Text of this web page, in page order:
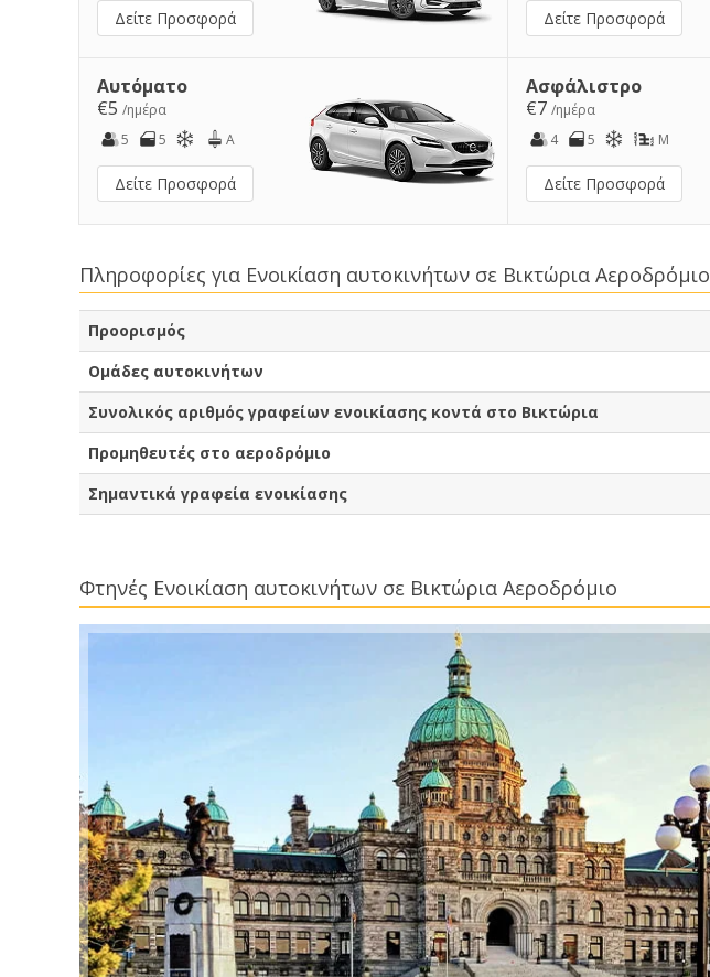
Δείτε Προσφορά Δείτε Προσφορά
Αυτόματο
€5 /ημέρα
5
5 A
Δείτε Προσφορά
Ασφάλιστρο
€7/ημέρα
4
5 M
Δείτε Προσφορά
Πληροφορίες για Ενοικίαση αυτοκινήτων σε Βικτώρια Αεροδρόμιο
Προορισμός
Ομάδες αυτοκινήτων
Συνολικός αριθμός γραφείων ενοικίασης κοντά στο Βικτώρια
Προμηθευτές στο αεροδρόμιο
Σημαντικά γραφεία ενοικίασης
Φτηνές Ενοικίαση αυτοκινήτων σε Βικτώρια Αεροδρόμιο